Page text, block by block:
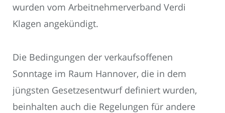
wurden vom Arbeitnehmerverband Verdi
Klagen angekündigt.
Die Bedingungen der verkaufsoffenen
Sonntage im Raum Hannover, die in dem
jüngsten Gesetzesentwurf definiert wurden,
beinhalten auch die Regelungen für andere